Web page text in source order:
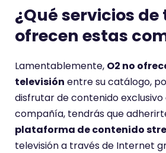
¿Qué servicios
ofrecen estas
Lamentablemente, O2 no
televisión entre su catálogo,
disfrutar de contenido
compañía, tendrás que
plataforma de contenido
televisión a través de Internet